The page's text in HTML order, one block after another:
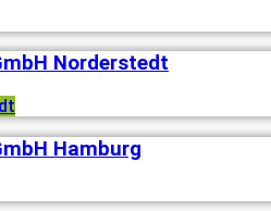
Norderstedt
Hamburg